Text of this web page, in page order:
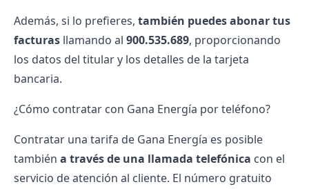
Además, si lo prefieres, también puedes abonar tus
facturas llamando al 900.535.689, proporcionando
los datos del titular y los detalles de la tarjeta
bancaria.
¿Cómo contratar con Gana Energía por teléfono?
Contratar una tarifa de Gana Energía es posible
también a través de una llamada telefónica con el
servicio de atención al cliente. El número gratuito